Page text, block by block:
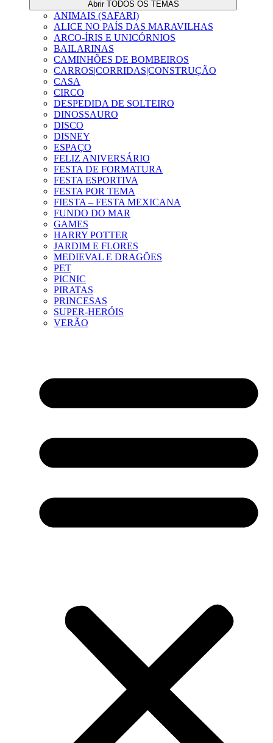
Abrir TODOS OS TEMAS
ANIMAIS (SAFARI)
ALICE NO PAÍS DAS MARAVILHAS
ARCO-ÍRIS E UNICÓRNIOS
BAILARINAS
CAMINHÕES DE BOMBEIROS
CARROS|CORRIDAS|CONSTRUÇÃO
CASA
CIRCO
DESPEDIDA DE SOLTEIRO
DINOSSAURO
DISCO
DISNEY
ESPAÇO
FELIZ ANIVERSÁRIO
FESTA DE FORMATURA
FESTA ESPORTIVA
FESTA POR TEMA
FIESTA – FESTA MEXICANA
FUNDO DO MAR
GAMES
HARRY POTTER
JARDIM E FLORES
MEDIEVAL E DRAGÕES
PET
PICNIC
PIRATAS
PRINCESAS
SUPER-HERÓIS
VERÃO